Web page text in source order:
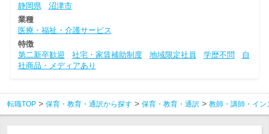
静岡県
沼津市
業種
医療・福祉・介護サービス
特徴
第二新卒歓迎
社宅・家賃補助制度 地域限定社員 学歴不問
自
社商品・メディアあり
転職TOP 保育・教育・通訳から探す 保育・教育・通訳 教師・講師・イン